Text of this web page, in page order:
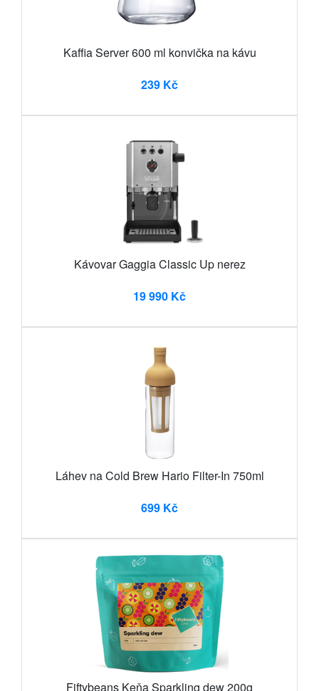
Kaffia Server 600 ml konvička na kávu
239 Kč
Kávovar Gaggia Classic Up nerez
19 990 Kč
Láhev na Cold Brew Hario Filter-In 750ml
699 Kč
Fiftybeans Keňa Sparkling dew 200g